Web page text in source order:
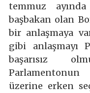
temmuz
başbakan olan
bir anlaşmaya
gibi anlaşmayı
başarısız
üzerine erken